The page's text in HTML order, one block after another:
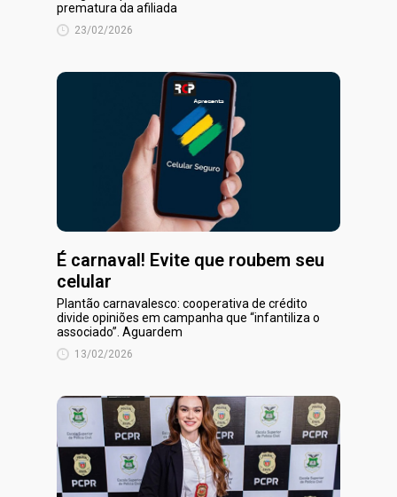
prematura da afiliada
23/02/2026
É carnaval! Evite que roubem seu
celular
Plantão carnavalesco: cooperativa de crédito
divide opiniões em campanha que “infantiliza o
associado”. Aguardem
13/02/2026